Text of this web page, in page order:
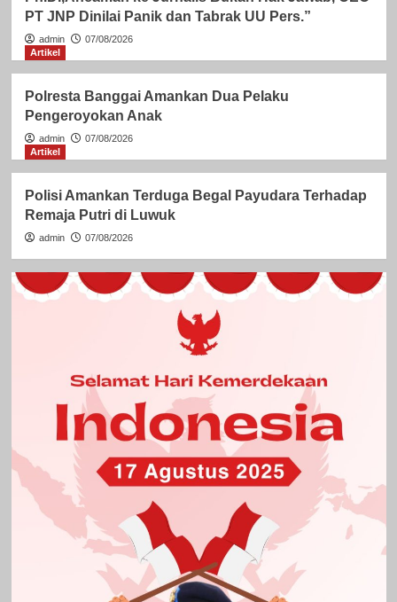
PT JNP Dinilai Panik dan Tabrak UU Pers.”
admin
07/08/2026
Artikel
Polresta Banggai Amankan Dua Pelaku
Pengeroyokan Anak
admin
07/08/2026
Artikel
Polisi Amankan Terduga Begal Payudara Terhadap
Remaja Putri di Luwuk
admin 07/08/2026